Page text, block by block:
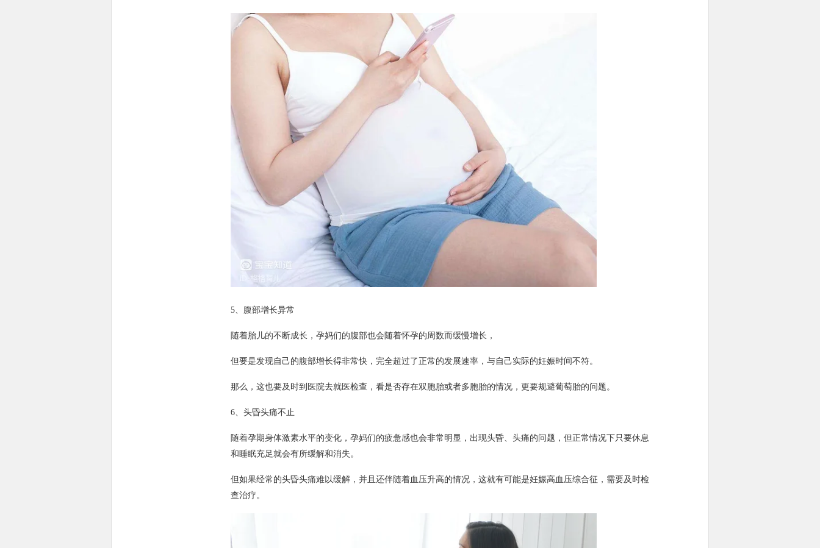
5、腹部增长异常
随着胎儿的不断成长，孕妈们的腹部也会随着怀孕的周数而缓慢增长，
但要是发现自己的腹部增长得非常快，完全超过了正常的发展速率，与自己实际的妊娠时间不符。
那么，这也要及时到医院去就医检查，看是否存在双胞胎或者多胞胎的情况，更要规避葡萄胎的问题。
6、头昏头痛不止
随着孕期身体激素水平的变化，孕妈们的疲惫感也会非常明显，出现头昏、头痛的问题，但正常情况下只要休息
和睡眠充足就会有所缓解和消失。
但如果经常的头昏头痛难以缓解，并且还伴随着血压升高的情况，这就有可能是妊娠高血压综合征，需要及时检
查治疗。